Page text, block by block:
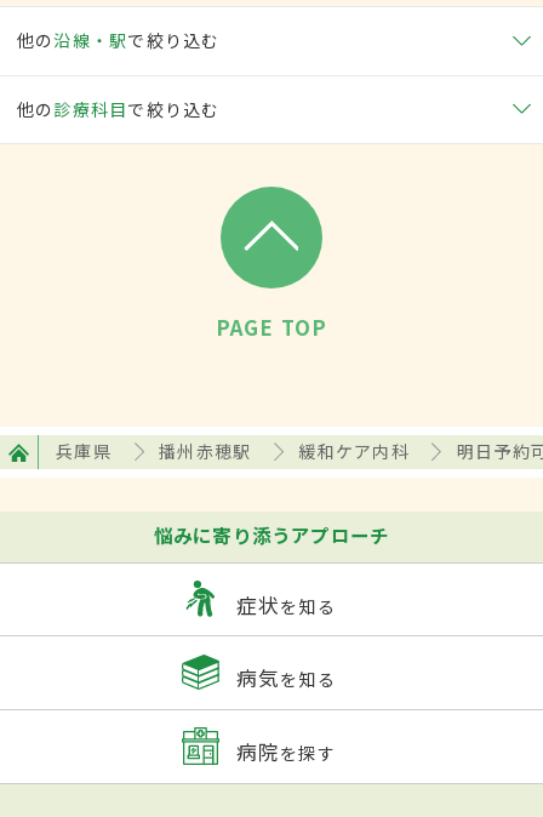
他の沿線・駅で絞り込む
他の 診療科目で絞り込む
PAGE TOP
兵庫県 播州赤穂駅 緩和ケア内科 明日予約
悩みに寄り添うアプローチ
症状を知る
病気を知る
病院を探す